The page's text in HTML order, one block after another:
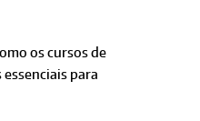
os cursos de
para